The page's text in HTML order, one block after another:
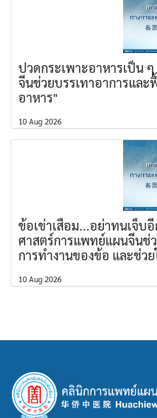
ปวดกระเพาะอาหารเป็น
จีนช่วยบรรเทาอาการแล
อาหาร"
10 Aug 2026
ข้อเข่าเสื่อม...อย่าทนเจ็บ
ศาสตร์การแพทย์แผนจีนช่
การทำงานของข้อ และช่ว
10 Aug 2026